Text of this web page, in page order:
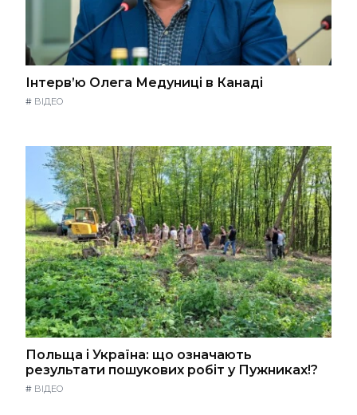
Інтерв’ю Олега Медуниці в Канаді
# ВІДЕО
Польща і Україна: що означають
результати пошукових робіт у Пужниках!?
# ВІДЕО